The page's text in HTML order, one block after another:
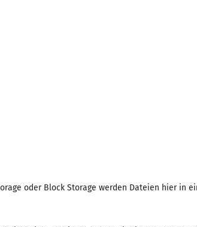
oder Block Storage werden Dateien hier